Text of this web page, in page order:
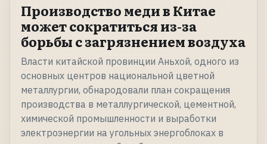
Производство меди в Китае
может сократиться из-за
борьбы с загрязнением воздуха
Власти китайской провинции Аньхой, одного из
основных центров национальной цветной
металлургии, обнародовали план сокращения
производства в металлургической, цементной,
химической промышленности и выработки
электроэнергии на угольных энергоблоках в